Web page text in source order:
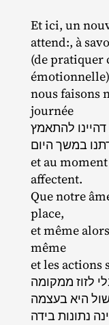
Et ici, un
attend:, à
(de pratiquer
nous faisons
journée
להתאמץ
במשך היום
et au
affectent.
Que notre
place,
et même
même
et les actions
לזוז ממקומה
היא בעצמה